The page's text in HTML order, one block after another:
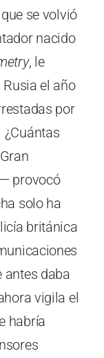
que se volvió
nacido
, le
Rusia el año
por
¿Cuántas
provocó
solo ha
británica
antes daba
vigila el
habría